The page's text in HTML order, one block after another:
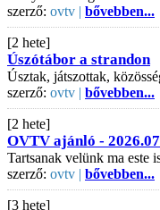
szerző: ovtv | bővebben...
[2 hete]
Úszótábor a strandon
Úsztak, játszottak,
szerző: ovtv | bővebben...
[2 hete]
OVTV ajánló -
Tartsanak velünk ma este
szerző: ovtv | bővebben...
[3 hete]